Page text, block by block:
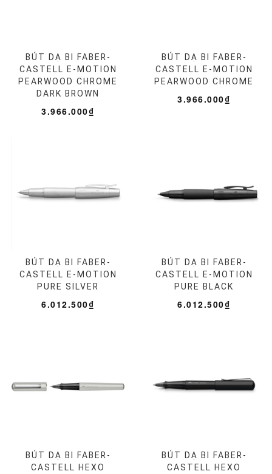
BÚT DẠ BI FABER-
CASTELL E-MOTION
PEARWOOD CHROME
DARK BROWN
3.966.000₫
BÚT DẠ BI FABER-
CASTELL E-MOTION
PEARWOOD CHROME
3.966.000₫
BÚT DẠ BI FABER-
CASTELL E-MOTION
PURE SILVER
6.012.500₫
BÚT DẠ BI FABER-
CASTELL E-MOTION
PURE BLACK
6.012.500₫
BÚT DẠ BI FABER-
CASTELL HEXO
BÚT DẠ BI FABER-
CASTELL HEXO